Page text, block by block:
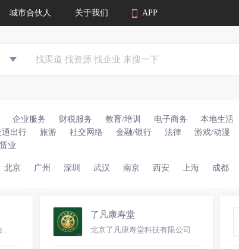
城市合伙人 关于我们 APP
企业服务 财税服务 教育/培训 电子商务 本地生活
通出行 旅游 社交网络 金融/银行 法律 游戏/动漫
业
北京 广州 深圳 武汉 南京 西安 上海 成都
南彝原墨中医馆全国招募合伙人
了凡康寿堂
北京了凡康寿堂科技有限公司